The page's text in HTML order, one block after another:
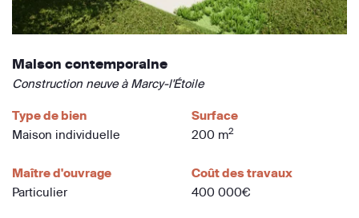
Maison contemporaine
Construction neuve à Marcy-l'Étoile
Type de bien
Maison individuelle
Surface
200 m2
Maître d'ouvrage
Particulier
Coût des travaux
400 000€